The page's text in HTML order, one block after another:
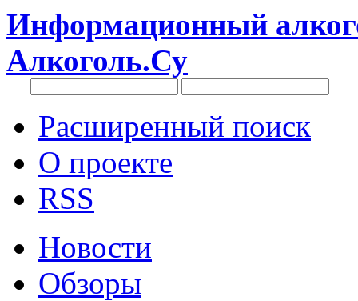
Информационный
Алкоголь.Су
Расширенный поиск
О проекте
RSS
Новости
Обзоры